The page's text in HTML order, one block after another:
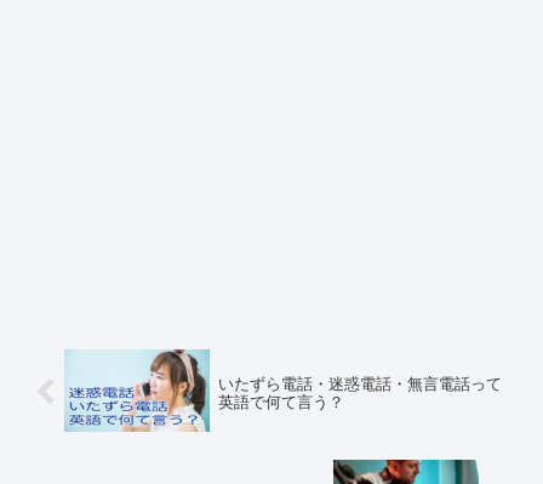
いたずら電話・迷惑電話・無言電話って
英語で何て言う？